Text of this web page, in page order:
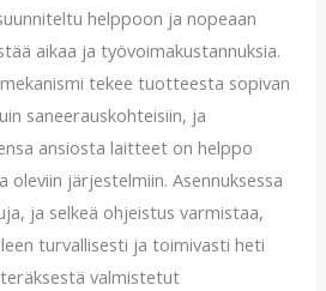
helppoon ja nopeaan
aikaa ja työvoimakustannuksia.
tekee tuotteesta sopivan
saneerauskohteisiin, ja
ansiosta laitteet on helppo
oleviin järjestelmiin. Asennuksessa
ja selkeä ohjeistus varmistaa,
turvallisesti ja toimivasti heti
valmistetut